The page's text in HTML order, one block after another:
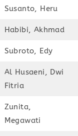
Susanto, Heru
Habibi, Akhmad
Subroto, Edy
Al Husaeni, Dwi
Fitria
Zunita,
Megawati